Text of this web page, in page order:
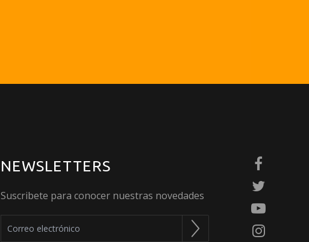
NEWSLETTERS
Suscribete para conocer nuestras novedades